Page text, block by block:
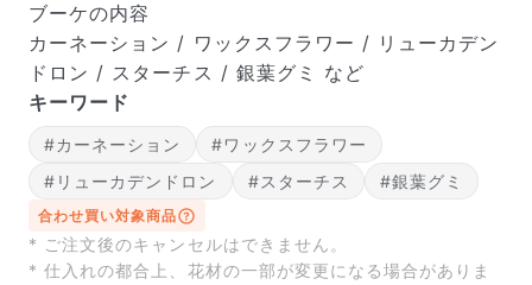
ブーケの内容
カーネーション / ワックスフラワー / リューカデン
ドロン / スターチス / 銀葉グミ など
キーワード
#カーネーション
#ワックスフラワー
#リューカデンドロン
#スターチス #銀葉グミ
合わせ買い対象商品
* ご注文後のキャンセルはできません。
* 仕入れの都合上、花材の一部が変更になる場合がありま